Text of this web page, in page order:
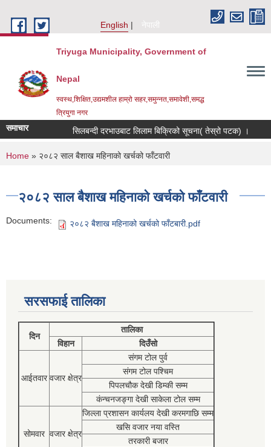
English
नेपाली
Triyuga Municipality, Government of
Nepal
स्वस्थ,शिक्षित,उद्यमशील हाम्रो सहर,समुन्नत,समावेशी,समद्ध
त्रियुगा नगर
समाचार सिलबन्दी दरभाउबाट लिलाम बिक्रिको सूचना( तेस्रो पटक) ।
You are here
Home » २०८२ साल बैशाख महिनाको खर्चको फाँटवारी
२०८२ साल बैशाख महिनाको खर्चको फाँटवारी
Documents: २०८२ बैशाख महिनाको खर्चको फाँटबारी.pdf
सरसफाई तालिका
दिन
तालिका
विहान
दिउँसो
आईतवार वजार क्षेत्र
संगम टोल पुर्व
संगम टोल पश्चिम
पिपलचौक देखी डिम्की सम्म
कंन्चनजङ्गा देखी साकेला टोल सम्म
सोमवार वजार क्षेत्र
जिल्ला प्रशासन कार्यलय देखी करमगाछि सम्म
खसि वजार नया वस्ति
तरकारी बजार